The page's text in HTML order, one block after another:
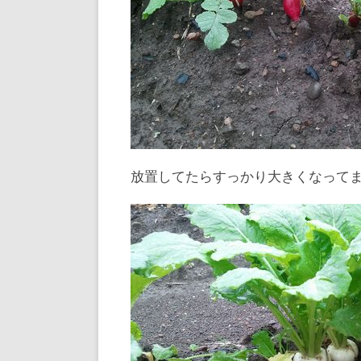
放置してたらすっかり大きくなって